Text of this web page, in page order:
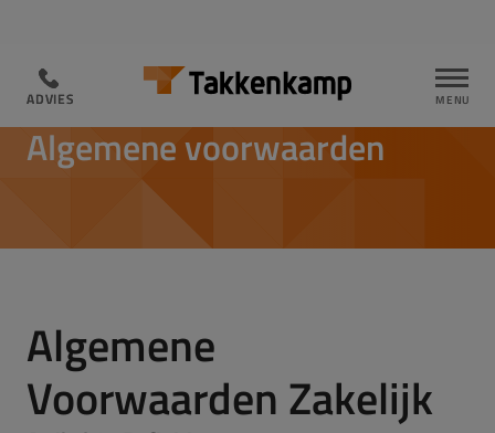
ADVIES
ADVIES
ALGEMENE VERKOOP VOORWAARDEN ZAKELIJK
Algemene voorwaarden
Algemene
Voorwaarden Zakelijk